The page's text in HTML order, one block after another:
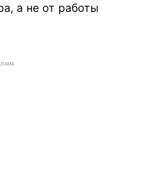
а не от работы